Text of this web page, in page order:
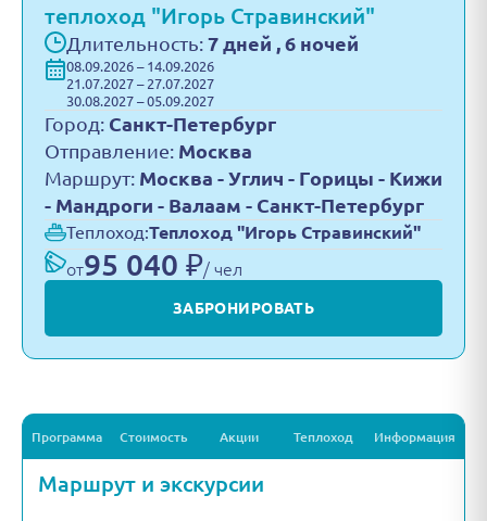
теплоход "Игорь Стравинский"
Длительность: 7 дней , 6 ночей
08.09.2026 – 14.09.2026
21.07.2027 – 27.07.2027
30.08.2027 – 05.09.2027
Город: Санкт-Петербург
Отправление: Москва
Маршрут: Москва - Углич - Горицы - Кижи
- Мандроги - Валаам - Санкт-Петербург
Теплоход:Теплоход "Игорь Стравинский"
от95 040 ₽/ чел
ЗАБРОНИРОВАТЬ
Программа Стоимость Акции Теплоход Информация
Маршрут и экскурсии